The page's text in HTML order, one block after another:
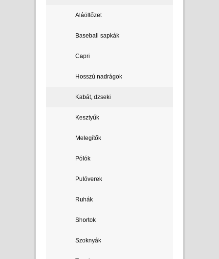
Aláöltőzet
Baseball sapkák
Capri
Hosszú nadrágok
Kabát, dzseki
Kesztyűk
Melegítők
Pólók
Pulóverek
Ruhák
Shortok
Szoknyák